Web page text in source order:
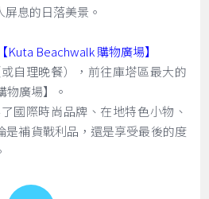
息的日落美景。
Beachwalk 購物廣場】
自理晚餐），前往庫塔區最大的
物廣場】。
國際時尚品牌、在地特色小物、
是補貨戰利品，還是享受最後的度